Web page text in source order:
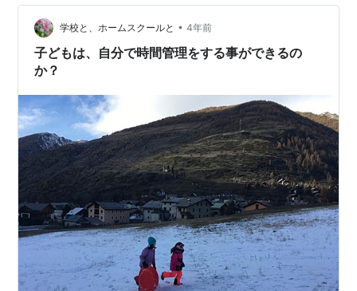
った人生を歩んでいてマイノリティだな なんて感じるこ
ともあったり。 旅するように生きるこの生活が 誰かの何
かに参考にな…
学校と、ホームスクールと • 4年前
子どもは、自分で時間管理をする事ができるの
か？